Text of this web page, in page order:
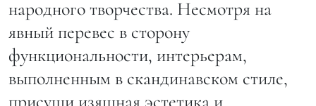
народного творчества. Несмотря на
явный перевес в сторону
функциональности, интерьерам,
выполненным в скандинавском стиле,
присущи изящная эстетика и